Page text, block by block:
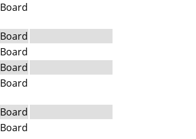
Board
Board
Board
Board
Board
Board
Board